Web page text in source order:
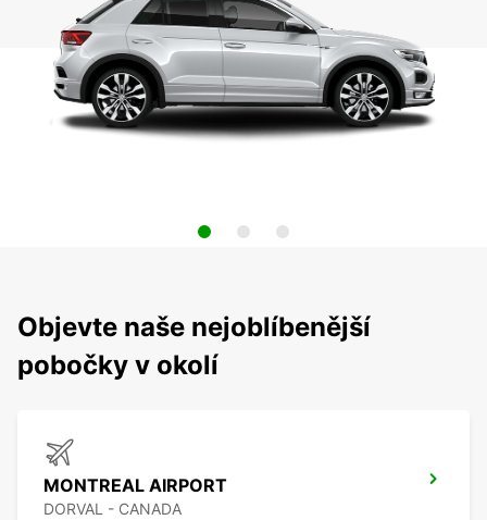
Objevte naše nejoblíbenější
pobočky v okolí
MONTREAL AIRPORT
DORVAL - CANADA